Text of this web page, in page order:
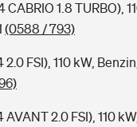
1.8 TURBO),
(0588 / 793)
FSI), 110 kW,
2.0 FSI), 110